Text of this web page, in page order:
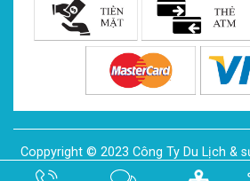
Coppyright © 2023 Công Ty Du Lịch &
All Rights